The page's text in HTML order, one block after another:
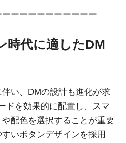
ーーーーーーーーーー
時代に適したDM
い、DMの設計も進化が求
ドを効果的に配置し、スマ
配色を選択することが重要
いボタンデザインを採用